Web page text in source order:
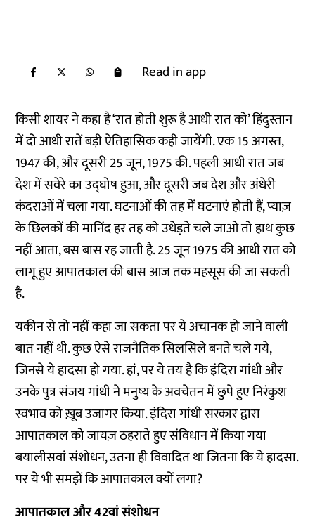
Read in app
किसी शायर ने कहा है ‘रात होती शुरू है आधी रात को’ हिंदुस्तान
में दो आधी रातें बड़ी ऐतिहासिक कही जायेंगी. एक 15 अगस्त,
1947 की, और दूसरी 25 जून, 1975 की. पहली आधी रात जब
देश में सवेरे का उद्घोष हुआ, और दूसरी जब देश और अंधेरी
कंदराओं में चला गया. घटनाओं की तह में घटनाएं होती हैं, प्याज़
के छिलकों की मानिंद हर तह को उधेड़ते चले जाओ तो हाथ कुछ
नहीं आता, बस बास रह जाती है. 25 जून 1975 की आधी रात को
लागू हुए आपातकाल की बास आज तक महसूस की जा सकती
है.
यकीन से तो नहीं कहा जा सकता पर ये अचानक हो जाने वाली
बात नहीं थी. कुछ ऐसे राजनैतिक सिलसिले बनते चले गये,
जिनसे ये हादसा हो गया. हां, पर ये तय है कि इंदिरा गांधी और
उनके पुत्र संजय गांधी ने मनुष्य के अवचेतन में छुपे हुए निरंकुश
स्वभाव को ख़ूब उजागर किया. इंदिरा गांधी सरकार द्वारा
आपातकाल को जायज़ ठहराते हुए संविधान में किया गया
बयालीसवां संशोधन, उतना ही विवादित था जितना कि ये हादसा.
पर ये भी समझें कि आपातकाल क्यों लगा?
आपातकाल और 42वां संशोधन